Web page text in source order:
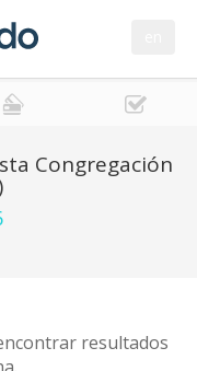
Congregación
resultados